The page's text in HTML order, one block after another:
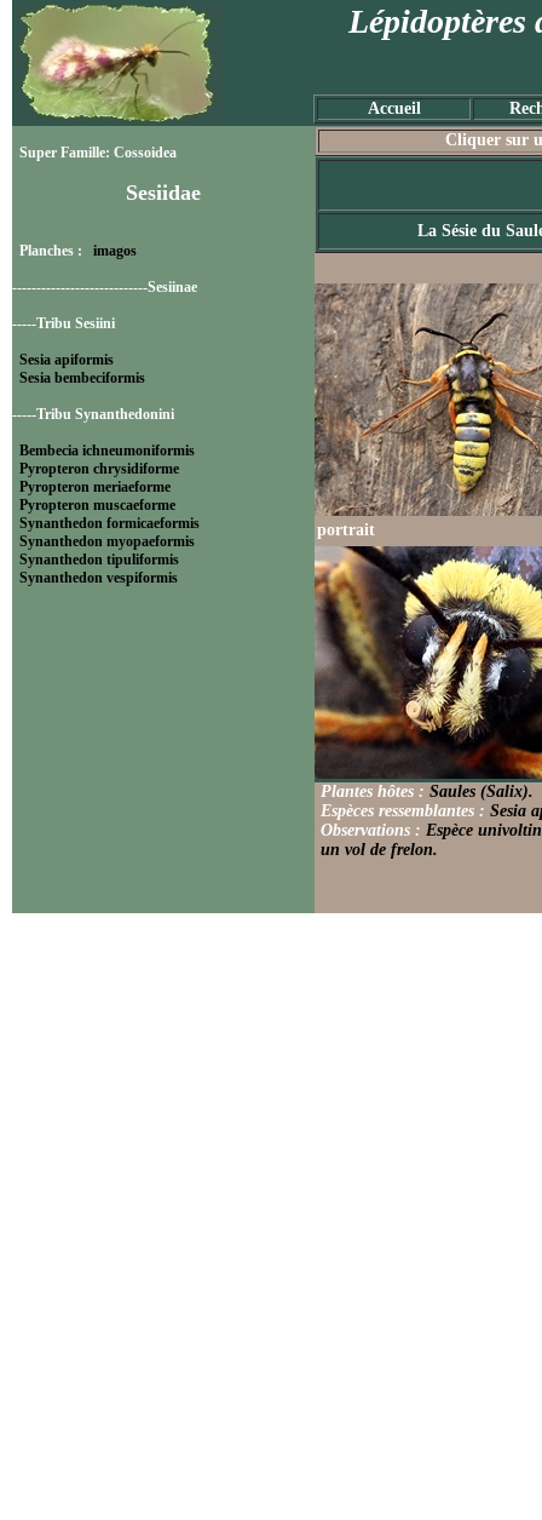
Lépidoptères
Accueil
Super Famille: Cossoidea
Sesiidae
Planches : imagos
----------------------------Sesiinae
-----Tribu Sesiini
Sesia apiformis
Sesia bembeciformis
-----Tribu Synanthedonini
Bembecia ichneumoniformis
Pyropteron chrysidiforme
Pyropteron meriaeforme
Pyropteron muscaeforme
Synanthedon formicaeformis
Synanthedon myopaeformis
Synanthedon tipuliformis
Synanthedon vespiformis
Cliquer sur
La Sésie du
portrait
Plantes hôtes : Saules (Salix).
Espèces ressemblantes : Sesia
Observations : Espèce
un vol de frelon.